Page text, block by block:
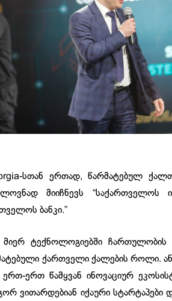
სთან ერთად, წარმატებულ
მიიჩნევს “საქართველოს
ბანკი.”
ტექნოლოგიებში ჩართულობის
ქართველი ქალების როლი.
ერთ წამყვან ინოვაციურ
ვითარდებიან იქაური